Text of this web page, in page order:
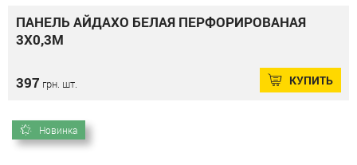
ПАНЕЛЬ АЙДАХО БЕЛАЯ ПЕРФОРИРОВАНАЯ
3Х0,3М
397 грн. шт. КУПИТЬ
Новинка